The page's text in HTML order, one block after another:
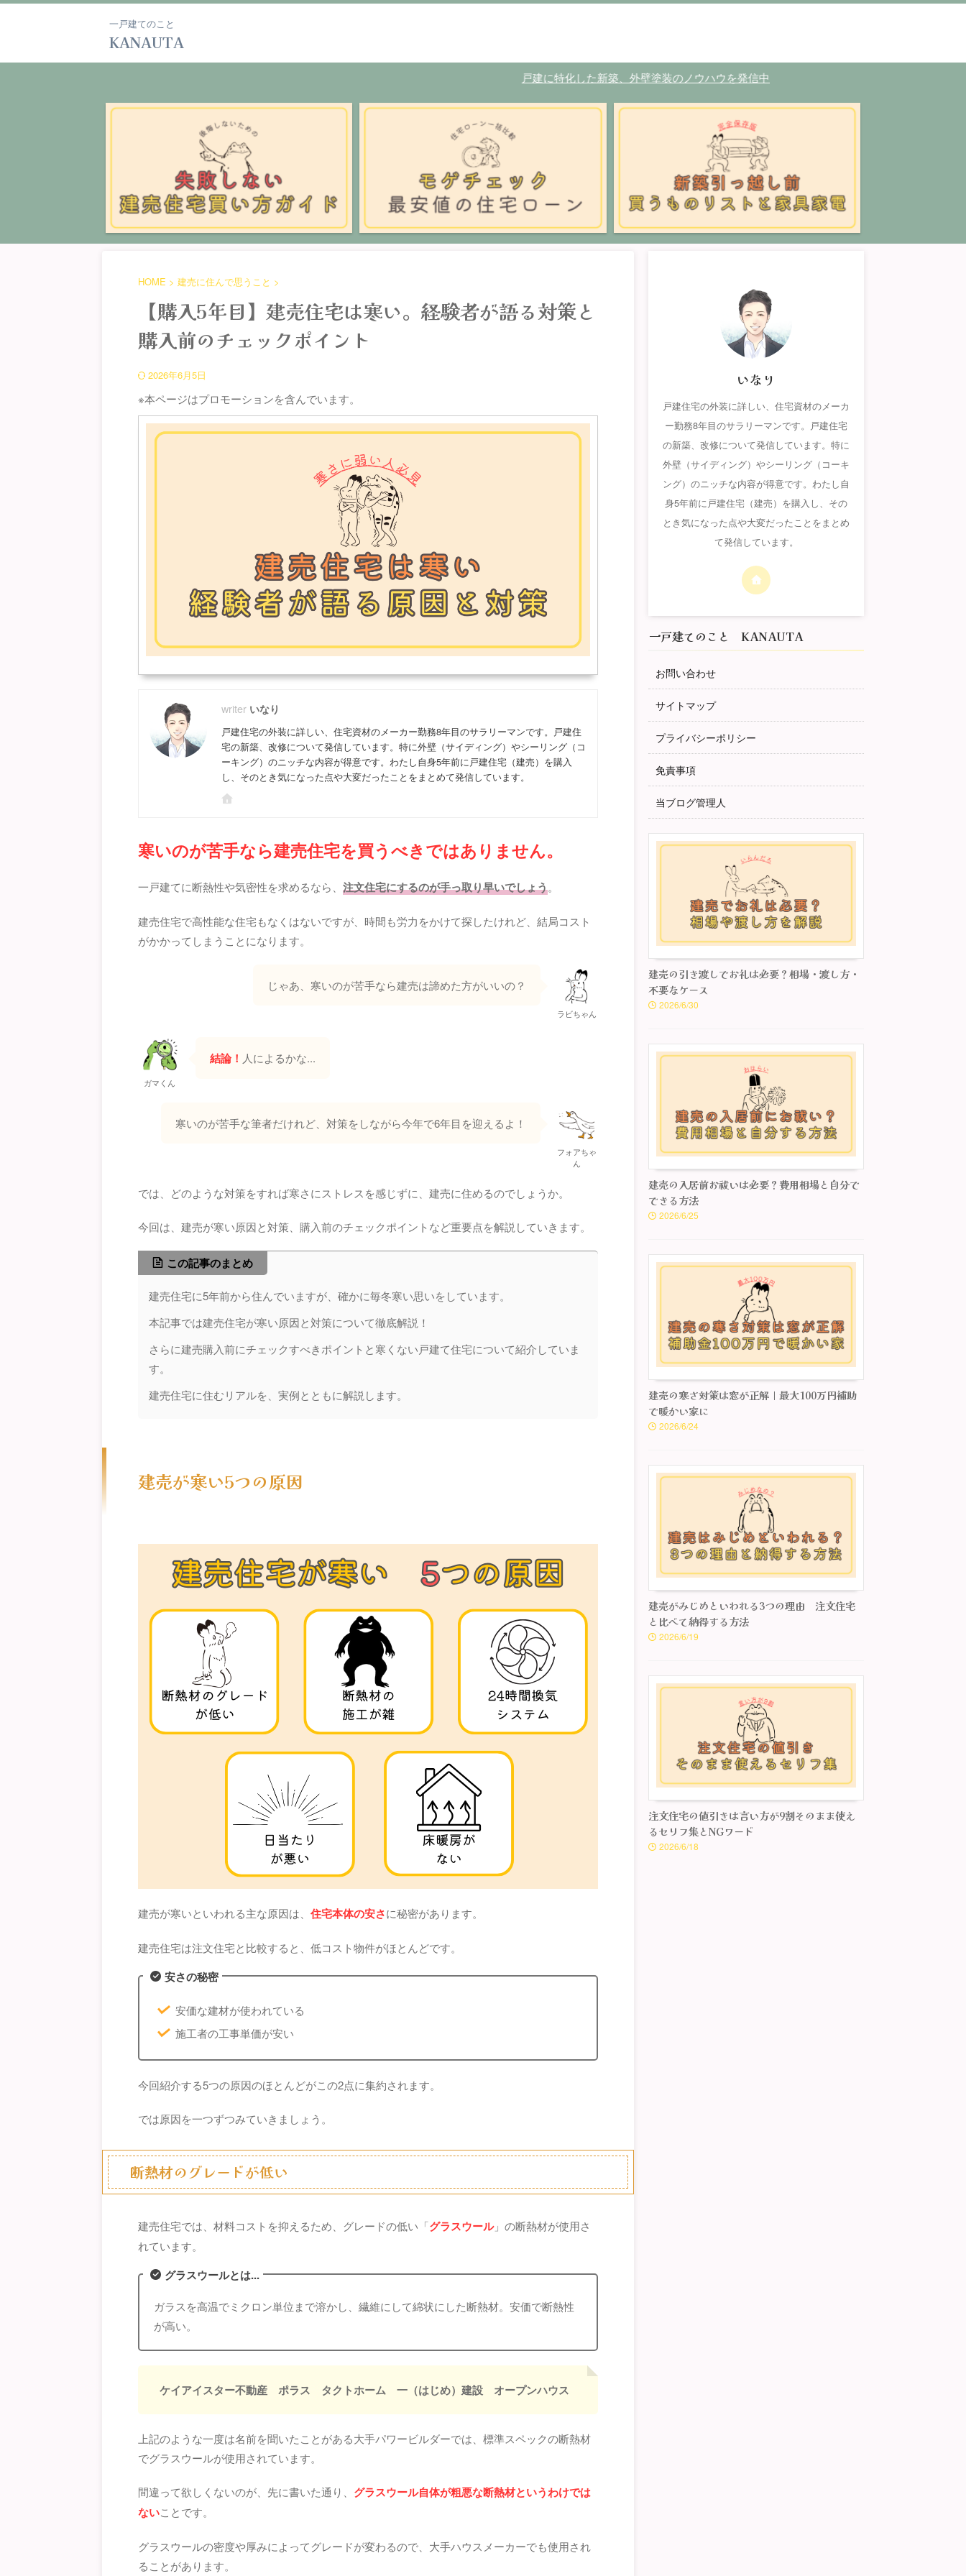
一戸建てのこと
KANAUTA
戸建に特化した新築、外壁塗装のノウハウを発信中
HOME > 建売に住んで思うこと >
【購入5年目】建売住宅は寒い。経験者が語る対策と
購入前のチェックポイント
2026年6月5日
※本ページはプロモーションを含んでいます。
いなり
戸建住宅の外装に詳しい、住宅資材のメーカー勤務8年目のサラリーマンです。戸建住
宅の新築、改修について発信しています。特に外壁（サイディング）やシーリング（コ
ーキング）のニッチな内容が得意です。わたし自身5年前に戸建住宅（建売）を購入
し、そのとき気になった点や大変だったことをまとめて発信しています。
寒いのが苦手なら建売住宅を買うべきではありません。
一戸建てに断熱性や気密性を求めるなら、 注文住宅にするのが手っ取り早いでしょう。
建売住宅で高性能な住宅もなくはないですが、時間も労力をかけて探したけれど、結局コスト
がかかってしまうことになります。
じゃあ、寒いのが苦手なら建売は諦めた方がいいの？
ラビちゃん
ガマくん
結論！ 人によるかな...
寒いのが苦手な筆者だけれど、対策をしながら今年で6年目を迎えるよ！
フォアちゃ
ん
では、どのような対策をすれば寒さにストレスを感じずに、建売に住めるのでしょうか。
今回は、建売が寒い原因と対策、購入前のチェックポイントなど重要点を解説していきます。
この記事のまとめ
建売住宅に5年前から住んでいますが、確かに毎冬寒い思いをしています。
本記事では建売住宅が寒い原因と対策について徹底解説！
さらに建売購入前にチェックすべきポイントと寒くない戸建て住宅について紹介していま
す。
建売住宅に住むリアルを、実例とともに解説します。
建売が寒い5つの原因
建売が寒いといわれる主な原因は、 住宅本体の安さに秘密があります。
建売住宅は注文住宅と比較すると、低コスト物件がほとんどです。
安さの秘密
安価な建材が使われている
施工者の工事単価が安い
今回紹介する5つの原因のほとんどがこの2点に集約されます。
では原因を一つずつみていきましょう。
断熱材のグレードが低い
建売住宅では、材料コストを抑えるため、グレードの低い「グラスウール」の断熱材が使用さ
れています。
グラスウールとは...
ガラスを高温でミクロン単位まで溶かし、繊維にして綿状にした断熱材。安価で断熱性
が高い。
ケイアイスター不動産 ポラス タクトホーム 一（はじめ）建設 オープンハウス
上記のような一度は名前を聞いたことがある大手パワービルダーでは、標準スペックの断熱材
でグラスウールが使用されています。
間違って欲しくないのが、先に書いた通り、 グラスウール自体が粗悪な断熱材というわけでは
ないことです。
グラスウールの密度や厚みによってグレードが変わるので、大手ハウスメーカーでも使用され
ることがあります。
いなり
戸建住宅の外装に詳しい、住宅資材のメーカ
ー勤務8年目のサラリーマンです。戸建住宅
の新築、改修について発信しています。特に
外壁（サイディング）やシーリング（コーキ
ング）のニッチな内容が得意です。わたし自
身5年前に戸建住宅（建売）を購入し、その
とき気になった点や大変だったことをまとめ
て発信しています。
一戸建てのこと KANAUTA
お問い合わせ
サイトマップ
プライバシーポリシー
免責事項
当ブログ管理人
建売の引き渡しでお礼は必要？相場・渡し方・
不要なケース
2026/6/30
建売の入居前お祓いは必要？費用相場と自分で
できる方法
2026/6/25
建売の寒さ対策は窓が正解｜最大100万円補助
で暖かい家に
2026/6/24
建売がみじめといわれる3つの理由 注文住宅
と比べて納得する方法
2026/6/19
注文住宅の値引きは言い方が9割そのまま使え
るセリフ集とNGワード
2026/6/18